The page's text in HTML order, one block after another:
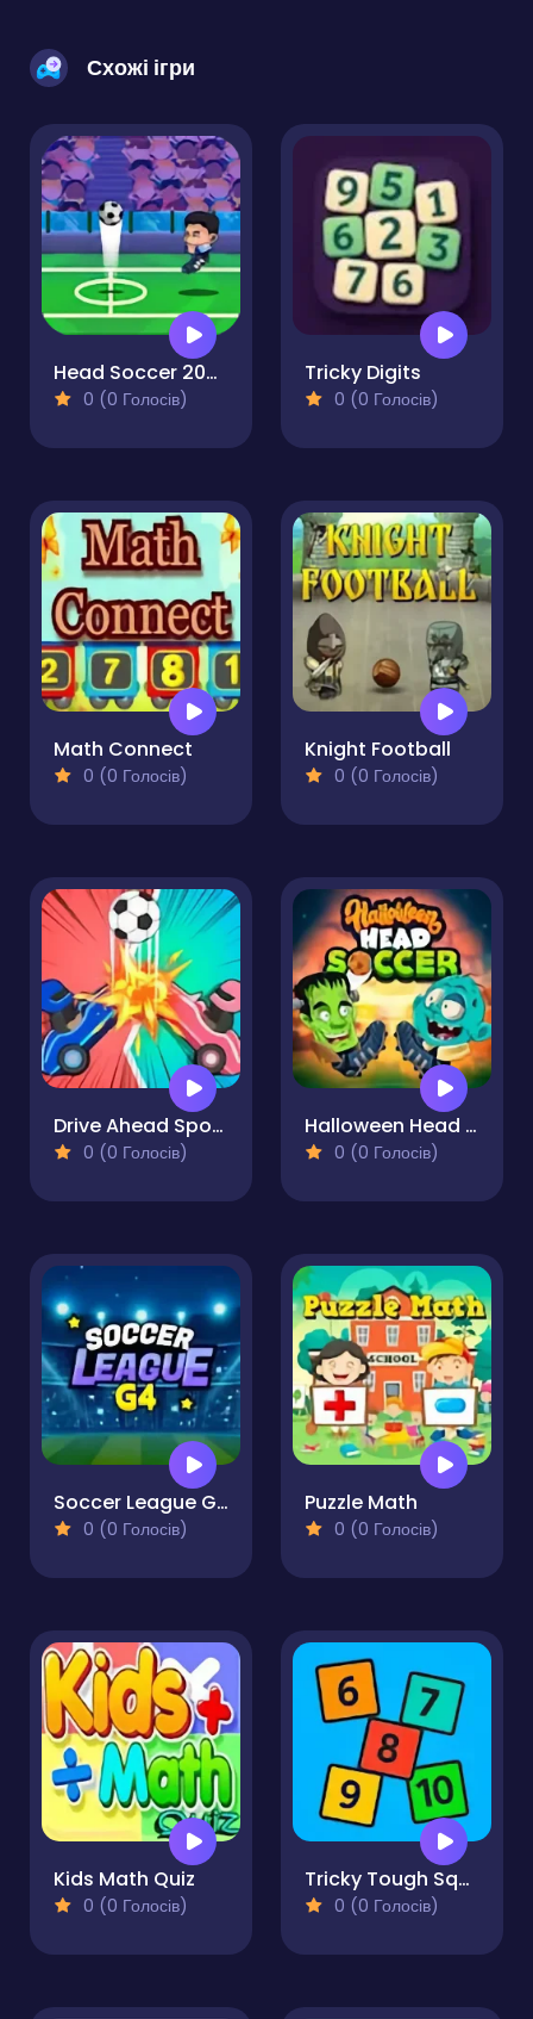
Схожі ігри
Head Soccer 2023
0 (0 Голосів)
Tricky Digits
0 (0 Голосів)
Math Connect
0 (0 Голосів)
Knight Football
0 (0 Голосів)
Drive Ahead Sports
0 (0 Голосів)
Halloween Head Soccer
0 (0 Голосів)
Soccer League G4
0 (0 Голосів)
Puzzle Math
0 (0 Голосів)
Kids Math Quiz
0 (0 Голосів)
Tricky Tough Squares
0 (0 Голосів)